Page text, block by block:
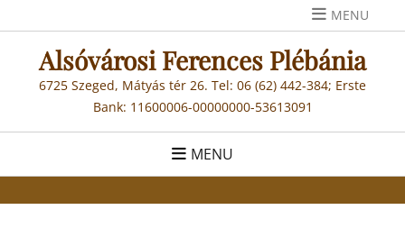
to
content
MENU
Alsóvárosi Ferences Plébánia
6725 Szeged, Mátyás tér 26. Tel: 06 (62) 442-384; Erste
Bank: 11600006-00000000-53613091
MENU